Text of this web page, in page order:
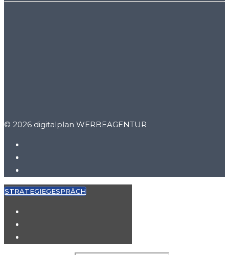
© 2026 digitalplan WERBEAGENTUR
STRATEGIEGESPRÄCH